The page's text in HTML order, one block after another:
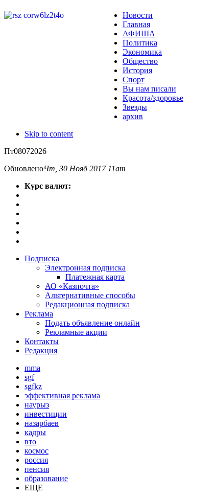
Новости
Главная
АФИША
Политика
Экономика
Общество
История
Спорт
Вы нам писали
Красота/здоровье
Звезды
архив
Skip to content
Пт08072026
ОбновленоЧт, 30 Нояб 2017 11am
Курс валют:
Подписка
Электронная подписка
Платежная карта
АО «Казпочта»
Альтернативные способы
Редакционная подписка
Реклама
Подать объявление онлайн
Рекламные акции
Контакты
Редакция
mma
sgf
sgfkz
эффективная реклама
наурыз
инвестиции
назарбаев
кадры
вто
космос
россия
пенсия
образование
ЕЩЕ